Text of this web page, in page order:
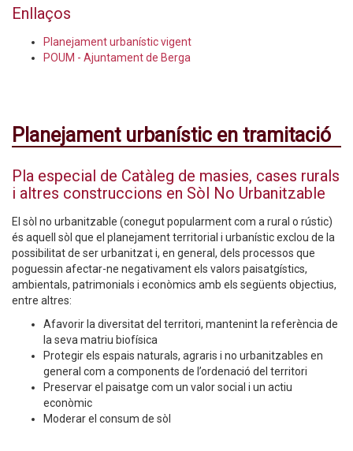
Enllaços
Planejament urbanístic vigent
POUM - Ajuntament de Berga
Planejament urbanístic en tramitació
Pla especial de Catàleg de masies, cases rurals
i altres construccions en Sòl No Urbanitzable
El sòl no urbanitzable (conegut popularment com a rural o rústic)
és aquell sòl que el planejament territorial i urbanístic exclou de la
possibilitat de ser urbanitzat i, en general, dels processos que
poguessin afectar-ne negativament els valors paisatgístics,
ambientals, patrimonials i econòmics amb els següents objectius,
entre altres:
Afavorir la diversitat del territori, mantenint la referència de
la seva matriu biofísica
Protegir els espais naturals, agraris i no urbanitzables en
general com a components de l’ordenació del territori
Preservar el paisatge com un valor social i un actiu
econòmic
Moderar el consum de sòl